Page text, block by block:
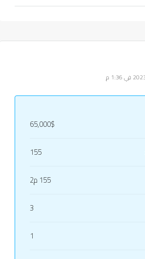
65,000$
155
155 م2
3
1